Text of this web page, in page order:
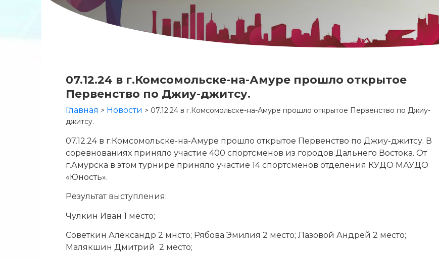
07.12.24 в г.Комсомольске-на-Амуре прошло открытое
Первенство по Джиу-джитсу.
Главная > Новости > 07.12.24 в г.Комсомольске-на-Амуре прошло открытое Первенство по Джиу-
джитсу.
07.12.24 в г.Комсомольске-на-Амуре прошло открытое Первенство по Джиу-джитсу. В
соревнованиях приняло участие 400 спортсменов из городов Дальнего Востока. От
г.Амурска в этом турнире приняло участие 14 спортсменов отделения КУДО МАУДО
«Юность».
Результат выступления:
Чулкин Иван 1 место;
Советкин Александр 2 мнсто; Рябова Эмилия 2 место; Лазовой Андрей 2 место;
Малякшин Дмитрий 2 место;